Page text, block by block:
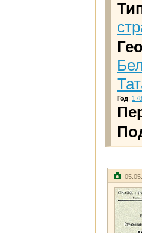
Год: